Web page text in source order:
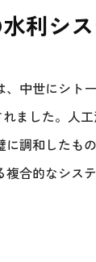
利シ
中世にシト
ました。人
調和したも
合的なシス